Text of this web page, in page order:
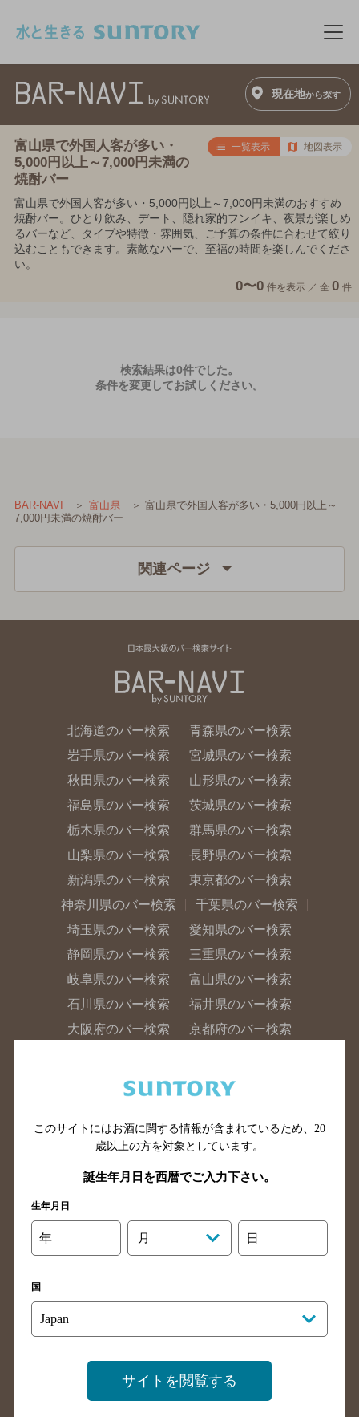
メ
現在地から探す
富山県で外国人客が多い・
5,000円以上～7,000円未満の
焼酎バー
一覧表示 地図表示
富山県で外国人客が多い・5,000円以上～7,000円未満のおすすめ
焼酎バー。ひとり飲み、デート、隠れ家的フンイキ、夜景が楽しめ
るバーなど、タイプや特徴・雰囲気、ご予算の条件に合わせて絞り
込むこともできます。素敵なバーで、至福の時間を楽しんでくださ
い。
0〜0 件を表示 ／ 全 0 件
検索結果は0件でした。
条件を変更してお試しください。
BAR-NAVI 富山県
富山県で外国人客が多い・5,000円以上～
7,000円未満の焼酎バー
関連ページ
北海道のバー検索
青森県のバー検索
岩手県のバー検索
宮城県のバー検索
秋田県のバー検索
山形県のバー検索
福島県のバー検索
茨城県のバー検索
栃木県のバー検索
群馬県のバー検索
山梨県のバー検索
長野県のバー検索
新潟県のバー検索
東京都のバー検索
神奈川県のバー検索
千葉県のバー検索
埼玉県のバー検索
愛知県のバー検索
静岡県のバー検索
三重県のバー検索
岐阜県のバー検索
富山県のバー検索
石川県のバー検索
福井県のバー検索
大阪府のバー検索
京都府のバー検索
滋賀県のバー検索
和歌山県のバー検索
山口県のバー検索
鳥取県のバー検索
島根県のバー検索
徳島県のバー検索
香川県のバー検索
愛媛県のバー検索
高知県のバー検索
長崎県のバー検索
佐賀県のバー検索
大分県のバー検索
熊本県のバー検索
沖縄県のバー検索
店舗登録方法のご案内
店舗情報更新方法のご案内
掲載店舗様ログイン
このサイトにはお酒に関する情報が含まれているため、 20
歳以上の方を対象としています。
誕生年月日を西暦でご入力下さい。
生年月日
年 月 日
国
サイトを閲覧する